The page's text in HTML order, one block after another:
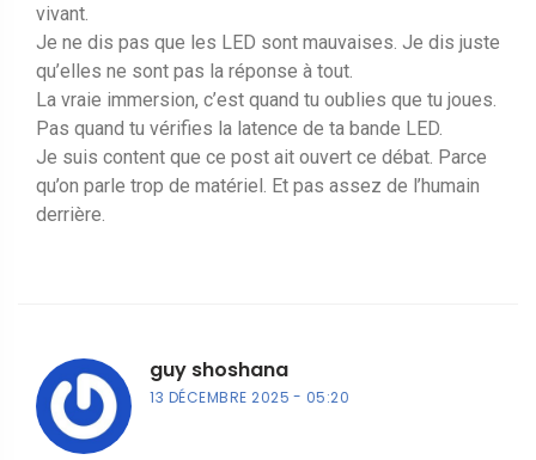
vivant.
Je ne dis pas que les LED sont mauvaises. Je dis juste
qu’elles ne sont pas la réponse à tout.
La vraie immersion, c’est quand tu oublies que tu joues.
Pas quand tu vérifies la latence de ta bande LED.
Je suis content que ce post ait ouvert ce débat. Parce
qu’on parle trop de matériel. Et pas assez de l’humain
derrière.
guy shoshana
13 DÉCEMBRE 2025 05:20